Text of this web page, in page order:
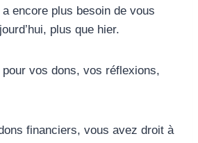
a encore plus besoin de vous
plus que hier.
vos dons, vos réflexions,
financiers, vous avez droit à